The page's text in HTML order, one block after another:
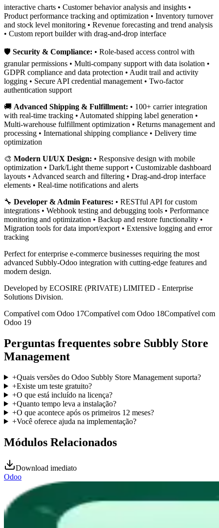
interactive charts • Customer behavior analysis and insights •
Product performance tracking and optimization • Inventory turnover
and stock level monitoring • Revenue forecasting and trend analysis
• Custom report builder with drag-and-drop interface
🛡️ Security & Compliance: • Role-based access control with
granular permissions • Multi-company support with data isolation •
GDPR compliance and data protection • Audit trail and activity
logging • Secure API credential management • Two-factor
authentication support
🚚 Advanced Shipping & Fulfillment: • 100+ carrier integration
with real-time tracking • Automated shipping label generation •
Multi-warehouse fulfillment optimization • Returns management and
processing • International shipping compliance • Delivery time
optimization
🎨 Modern UI/UX Design: • Responsive design with mobile
optimization • Dark/Light theme support • Customizable dashboard
layouts • Advanced search and filtering • Drag-and-drop interface
elements • Real-time notifications and alerts
🔧 Developer & Admin Features: • RESTful API for custom
integrations • Webhook testing and debugging tools • Performance
monitoring and optimization • Backup and restore functionality •
Migration tools for data import/export • Extensive logging and error
tracking
Perfect for enterprise e-commerce businesses requiring the most
advanced Subbly-Odoo integration with cutting-edge features and
modern design.
Developed by ECOSIRE (PRIVATE) LIMITED - Enterprise
Solutions Division.
Compatível com Odoo 17Compatível com Odoo 18Compatível com
Odoo 19
Perguntas frequentes sobre Subbly Store
Management
+Quais versões do Odoo Subbly Store Management suporta?
+Existe um teste gratuito?
+O que está incluído na licença?
+Quanto tempo leva a instalação?
+O que acontece após os primeiros 12 meses?
+Você oferece ajuda na implementação?
Módulos Relacionados
Download imediato
Odoo